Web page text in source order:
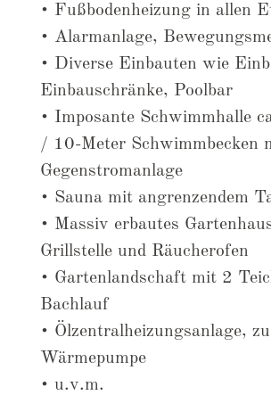
• Fußbodenheizung in allen
• Alarmanlage,
• Diverse Einbauten wie
Einbauschränke, Poolbar
• Imposante Schwimmhalle
/ 10-Meter Schwimmbecken
Gegenstromanlage
• Sauna mit angrenzendem
• Massiv erbautes
Grillstelle und Räucherofen
• Gartenlandschaft mit 2
Bachlauf
• Ölzentralheizungsanlage,
Wärmepumpe
• u.v.m.